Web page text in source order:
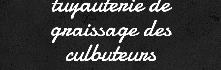
graissage des
culbuteurs